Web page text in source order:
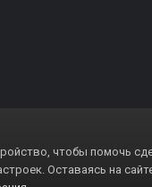
чтобы помочь
Оставаясь на